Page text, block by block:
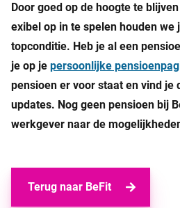
Door goed op de hoogte te
exibel op in te spelen houden we
topconditie. Heb je al een
je op je persoonlijke
pensioen er voor staat en vind je
updates. Nog geen pensioen bij
werkgever naar de
Terug naar BeFit